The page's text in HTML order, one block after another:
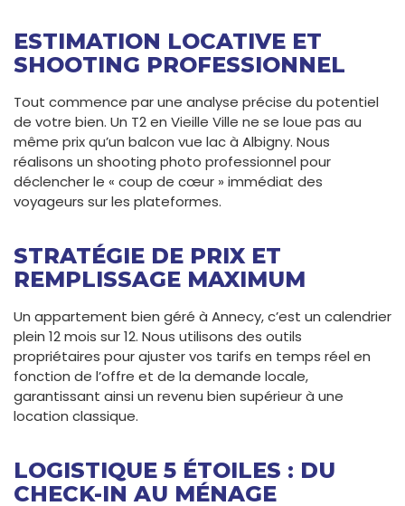
ESTIMATION LOCATIVE ET
SHOOTING PROFESSIONNEL
Tout commence par une analyse précise du potentiel
de votre bien. Un T2 en Vieille Ville ne se loue pas au
même prix qu’un balcon vue lac à Albigny. Nous
réalisons un shooting photo professionnel pour
déclencher le « coup de cœur » immédiat des
voyageurs sur les plateformes.
STRATÉGIE DE PRIX ET
REMPLISSAGE MAXIMUM
Un appartement bien géré à Annecy, c’est un calendrier
plein 12 mois sur 12. Nous utilisons des outils
propriétaires pour ajuster vos tarifs en temps réel en
fonction de l’offre et de la demande locale,
garantissant ainsi un revenu bien supérieur à une
location classique.
LOGISTIQUE 5 ÉTOILES : DU
CHECK-IN AU MÉNAGE